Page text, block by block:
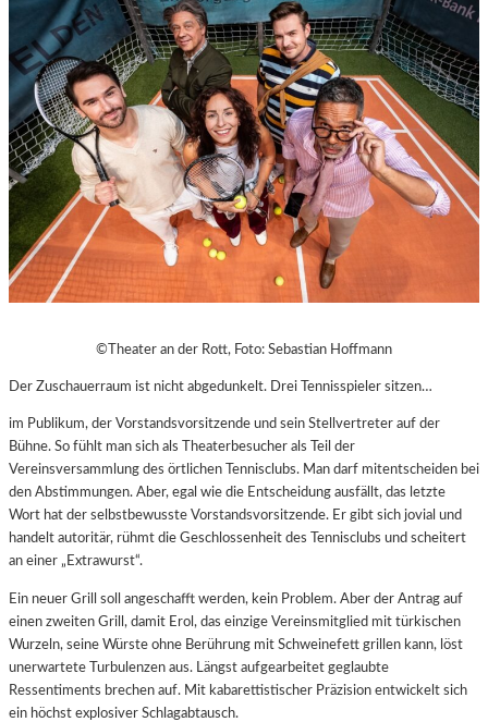
©Theater an der Rott, Foto: Sebastian Hoffmann
Der Zuschauerraum ist nicht abgedunkelt. Drei Tennisspieler sitzen…
im Publikum, der Vorstandsvorsitzende und sein Stellvertreter auf der
Bühne. So fühlt man sich als Theaterbesucher als Teil der
Vereinsversammlung des örtlichen Tennisclubs. Man darf mitentscheiden bei
den Abstimmungen. Aber, egal wie die Entscheidung ausfällt, das letzte
Wort hat der selbstbewusste Vorstandsvorsitzende. Er gibt sich jovial und
handelt autoritär, rühmt die Geschlossenheit des Tennisclubs und scheitert
an einer „Extrawurst“.
Ein neuer Grill soll angeschafft werden, kein Problem. Aber der Antrag auf
einen zweiten Grill, damit Erol, das einzige Vereinsmitglied mit türkischen
Wurzeln, seine Würste ohne Berührung mit Schweinefett grillen kann, löst
unerwartete Turbulenzen aus. Längst aufgearbeitet geglaubte
Ressentiments brechen auf. Mit kabarettistischer Präzision entwickelt sich
ein höchst explosiver Schlagabtausch.